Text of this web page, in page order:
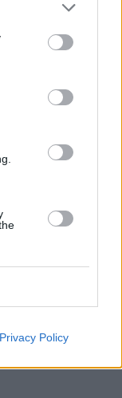
Privacy Policy
Prima sport k